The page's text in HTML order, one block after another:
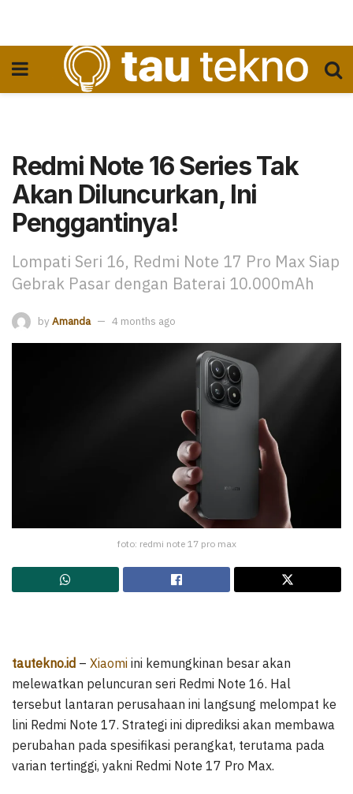
Redmi Note 16 Series Tak
Akan Diluncurkan, Ini
Penggantinya!
Lompati Seri 16, Redmi Note 17 Pro Max Siap
Gebrak Pasar dengan Baterai 10.000mAh
by Amanda 4 months ago
foto: redmi note 17 pro max
tautekno.id – Xiaomi ini kemungkinan besar akan
melewatkan peluncuran seri Redmi Note 16. Hal
tersebut lantaran perusahaan ini langsung melompat ke
lini Redmi Note 17. Strategi ini diprediksi akan membawa
perubahan pada spesifikasi perangkat, terutama pada
varian tertinggi, yakni Redmi Note 17 Pro Max.